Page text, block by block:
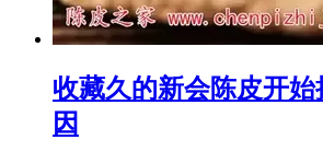
收藏久的新会陈皮开
因